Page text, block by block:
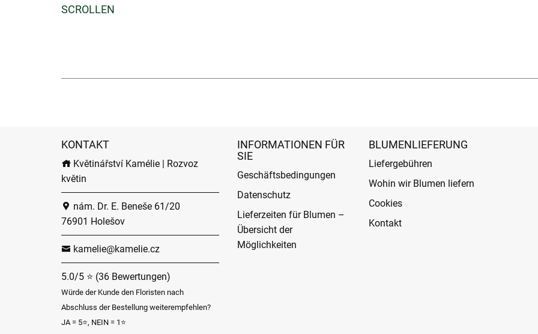
SCROLLEN
KONTAKT
Květinářství Kamélie | Rozvoz
květin
nám. Dr. E. Beneše 61/20
76901 Holešov
kamelie@kamelie.cz
5.0/5 ⭐ (36 Bewertungen)
Würde der Kunde den Floristen nach
Abschluss der Bestellung weiterempfehlen?
JA = 5⭐, NEIN = 1⭐
INFORMATIONEN FÜR
SIE
Geschäftsbedingungen
Datenschutz
Lieferzeiten für Blumen –
Übersicht der
Möglichkeiten
BLUMENLIEFERUNG
Liefergebühren
Wohin wir Blumen liefern
Cookies
Kontakt